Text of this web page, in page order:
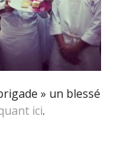
» un blessé
ici.